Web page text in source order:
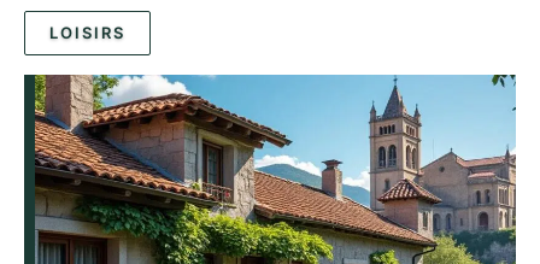
LOISIRS